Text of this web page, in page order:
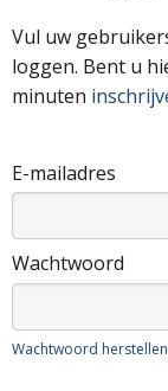
Vul uw
loggen. Bent u
minuten
E-mailadres
Wachtwoord
Wachtwoord